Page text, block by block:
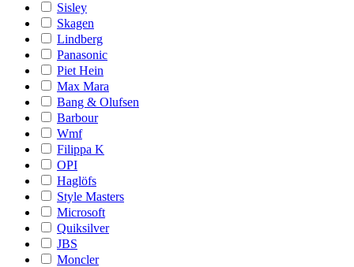
Sisley
Skagen
Lindberg
Panasonic
Piet Hein
Max Mara
Bang & Olufsen
Barbour
Wmf
Filippa K
OPI
Haglöfs
Style Masters
Microsoft
Quiksilver
JBS
Moncler